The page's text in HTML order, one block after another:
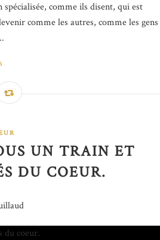
spécialisée, comme ils disent, qui est
comme les autres, comme les gens
UN TRAIN ET
DU COEUR.